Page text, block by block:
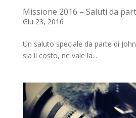
Missione 2016 – Saluti da
Giu 23, 2016
Un saluto speciale da parte di
sia il costo, ne vale la...